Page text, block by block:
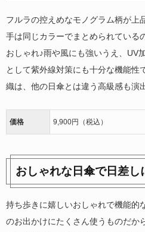
フルラの控えめなモノグラム柄が上
手は同じカラーでまとめられている
おしゃれ♪雨や風にも強いうえ、UV
として紫外線対策にも十分な機能性
織は、他の日傘とは違う高級感も演
価格 9,900円（税込）
おしゃれな日傘で日差し
持ち歩きに嬉しいおしゃれで機能的
のお出かけにたくさん使うものだか